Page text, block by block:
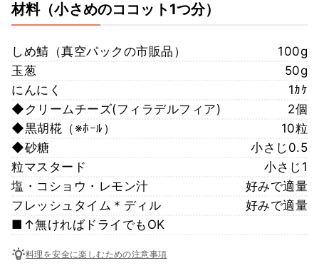
材料（小さめのココット1つ分）
しめ鯖（真空パックの市販品）
100g
玉葱
50g
にんにく
1ｶｹ
◆クリームチーズ(フィラデルフィア)
2個
◆黒胡椛（※ﾎｰﾙ）
10粒
◆砂糖
小さじ0.5
粒マスタード
小さじ1
塩・コショウ・レモン汁
好みで適量
フレッシュタイム＊ディル
好みで適量
■↑無ければドライでもOK
料理を安全に楽しむための注意事項